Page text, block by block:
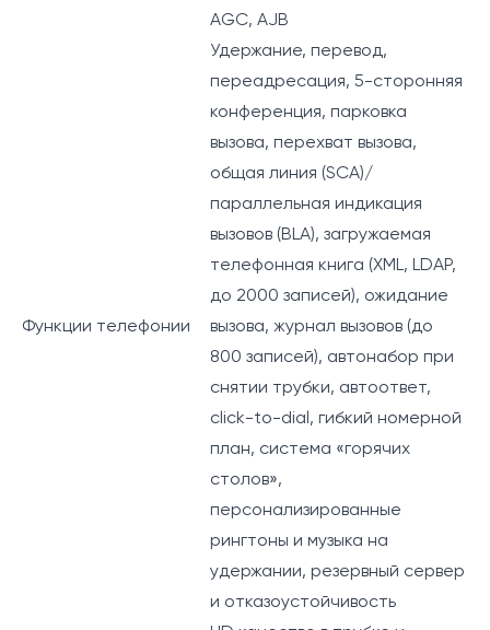
AGC, AJB
Функции телефонии
Удержание, перевод,
переадресация, 5-сторонняя
конференция, парковка
вызова, перехват вызова,
общая линия (SCA)/
параллельная индикация
вызовов (BLA), загружаемая
телефонная книга (XML, LDAP,
до 2000 записей), ожидание
вызова, журнал вызовов (до
800 записей), автонабор при
снятии трубки, автоответ,
click-to-dial, гибкий номерной
план, система «горячих
столов»,
персонализированные
рингтоны и музыка на
удержании, резервный сервер
и отказоустойчивость